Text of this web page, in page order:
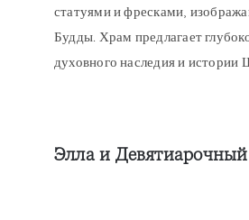
статуями и фресками,
Будды. Храм предлагает
духовного наследия и истории
Элла и